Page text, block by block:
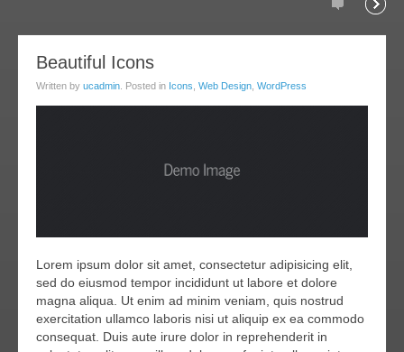
Comments
Beautiful Icons
Written by ucadmin . Posted in Icons Web Design WordPress
Lorem ipsum dolor sit amet, consectetur adipisicing elit,
sed do eiusmod tempor incididunt ut labore et dolore
magna aliqua. Ut enim ad minim veniam, quis nostrud
exercitation ullamco laboris nisi ut aliquip ex ea commodo
consequat. Duis aute irure dolor in reprehenderit in